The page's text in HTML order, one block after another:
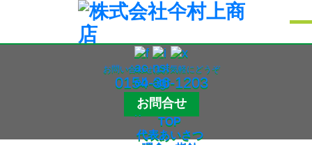
お問い合わせはお気軽にどうぞ
0154-36-1203
お問合せ
TOP
代表あいさつ